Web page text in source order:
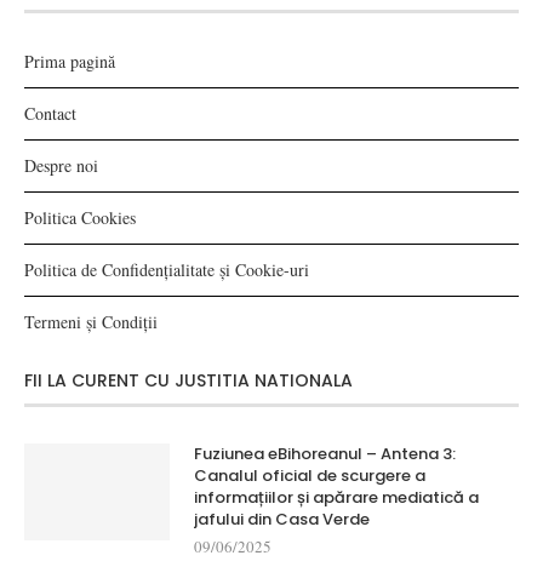
Prima pagină
Contact
Despre noi
Politica Cookies
Politica de Confidențialitate și Cookie-uri
Termeni și Condiții
FII LA CURENT CU JUSTITIA NATIONALA
Fuziunea eBihoreanul – Antena 3:
Canalul oficial de scurgere a
informațiilor și apărare mediatică a
jafului din Casa Verde
09/06/2025